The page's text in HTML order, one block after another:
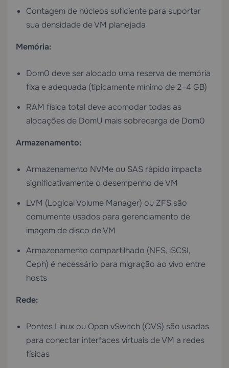
Contagem de núcleos suficiente para suportar
sua densidade de VM planejada
Memória:
Dom0 deve ser alocado uma reserva de memória
fixa e adequada (tipicamente mínimo de 2–4 GB)
RAM física total deve acomodar todas as
alocações de DomU mais sobrecarga de Dom0
Armazenamento:
Armazenamento NVMe ou SAS rápido impacta
significativamente o desempenho de VM
LVM (Logical Volume Manager) ou ZFS são
comumente usados para gerenciamento de
imagem de disco de VM
Armazenamento compartilhado (NFS, iSCSI,
Ceph) é necessário para migração ao vivo entre
hosts
Rede:
Pontes Linux ou Open vSwitch (OVS) são usadas
para conectar interfaces virtuais de VM a redes
físicas